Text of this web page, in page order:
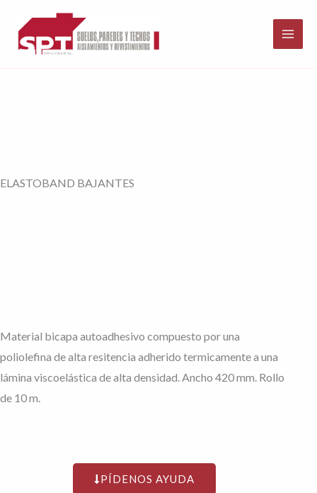
contenido
ELASTOBAND BAJANTES
Material bicapa autoadhesivo compuesto por una
poliolefina de alta resitencia adherido termicamente a una
lámina viscoelástica de alta densidad. Ancho 420 mm. Rollo
de 10 m.
PÍDENOS AYUDA